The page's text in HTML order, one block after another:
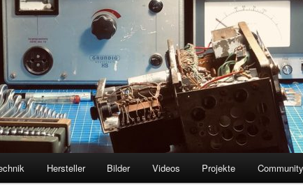
Hersteller Bilder Videos Projekte Community